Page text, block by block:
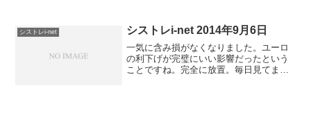
シストレi-net シストレi-net 2014年9月6日
一気に含み損がなくなりました。ユーロ
の利下げが完璧にいい影響だったという
ことですね。完全に放置。毎日見てます